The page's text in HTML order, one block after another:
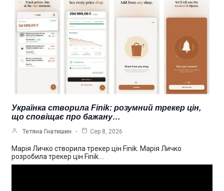
Українка створила Finik: розумний трекер цін,
що сповіщає про бажану…
Тетяна Гнатишин Сер 8, 2026
Марія Личко створила трекер цін Finik. Марія Личко
розробила трекер цін Finik.…